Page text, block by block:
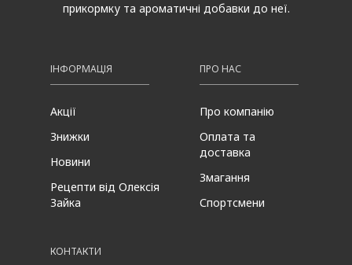
прикормку та ароматичні добавки до неї.
ІНФОРМАЦІЯ
Акції
Знижки
Новини
Рецепти від Олексія
Зайка
ПРО НАС
Про компанію
Оплата та
доставка
Змагання
Спортсмени
КОНТАКТИ